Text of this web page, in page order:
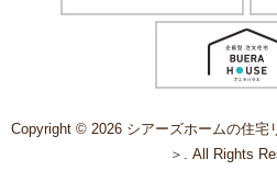
Copyright © 2026 シアーズホームの住宅
＞. All Rights